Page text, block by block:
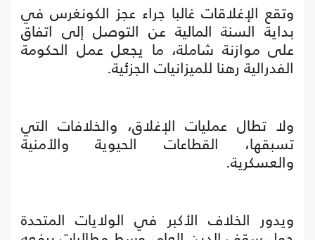
وتقع الإغلاقات غالبا جراء عجز الكونغرس في
بداية السنة المالية عن التوصل إلى اتفاق
على موازنة شاملة، ما يجعل عمل الحكومة
الفدرالية رهنا للميزانيات الجزئية.
ولا تطال عمليات الإغلاق، والخلافات التي
تسبقها، القطاعات الحيوية والأمنية
والعسكرية.
ويدور الخلاف الأكبر في الولايات المتحدة